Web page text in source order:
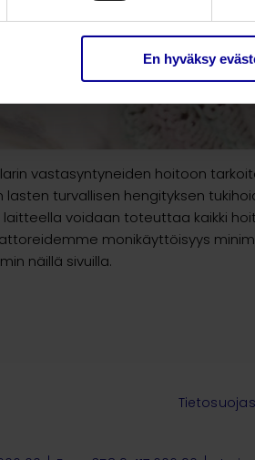
En hyväksy
vastasyntyneiden hoitoon
lasten turvallisen hengityksen
laitteella voidaan toteuttaa kaikki
monikäyttöisyys
näillä sivuilla.